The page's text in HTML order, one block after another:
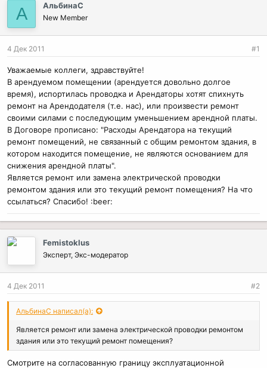
А АльбинаС
New Member
4 Дек 2011 #1
Уважаемые коллеги, здравствуйте!
В арендуемом помещении (арендуется довольно долгое
время), испортилась проводка и Арендаторы хотят спихнуть
ремонт на Арендодателя (т.е. нас), или произвести ремонт
своими силами с последующим уменьшением арендной платы.
В Договоре прописано: "Расходы Арендатора на текущий
ремонт помещений, не связанный с общим ремонтом здания, в
котором находится помещение, не являются основанием для
снижения арендной платы".
Является ремонт или замена электрической проводки
ремонтом здания или это текущий ремонт помещения? На что
ссылаться? Спасибо! :beer:
Femistoklus
Эксперт, Экс-модератор
4 Дек 2011 #2
АльбинаС написал(а):
Является ремонт или замена электрической проводки ремонтом
здания или это текущий ремонт помещения?
Смотрите на согласованную границу эксплуатационной